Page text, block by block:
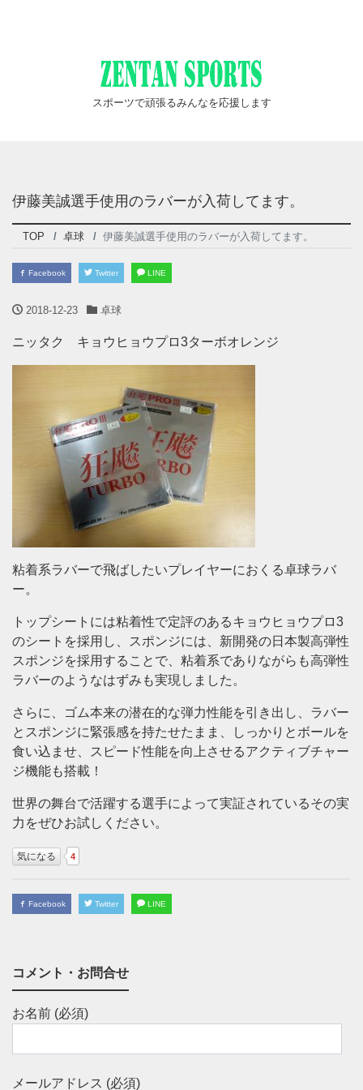
スポーツで頑張るみんなを応援します
伊藤美誠選手使用のラバーが入荷してます。
TOP 卓球 伊藤美誠選手使用のラバーが入荷してます。
Facebook Twitter LINE
2018-12-23 卓球
ニッタク キョウヒョウプロ3ターボオレンジ
粘着系ラバーで飛ばしたいプレイヤーにおくる卓球ラバ
ー。
トップシートには粘着性で定評のあるキョウヒョウプロ3
のシートを採用し、スポンジには、新開発の日本製高弾性
スポンジを採用することで、粘着系でありながらも高弾性
ラバーのようなはずみも実現しました。
さらに、ゴム本来の潜在的な弾力性能を引き出し、ラバー
とスポンジに緊張感を持たせたまま、しっかりとボールを
食い込ませ、スピード性能を向上させるアクティブチャー
ジ機能も搭載！
世界の舞台で活躍する選手によって実証されているその実
力をぜひお試しください。
気になる 4
Facebook Twitter LINE
コメント・お問合せ
お名前 (必須)
メールアドレス (必須)